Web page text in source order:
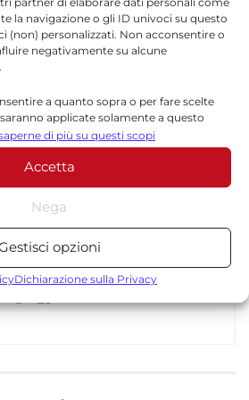
la navigazione o gli ID univoci su questo
(non) personalizzati. Non acconsentire o
negativamente su alcune
a quanto sopra o per fare scelte
applicate solamente a questo
le impostazioni in qualsiasi momento,
utilizzando i pulsanti della Cookie
di gestione del consenso nella parte
dispositivo e/o accedervi, Misurare le
Misurare le prestazioni dei contenuti,
da fonti diverse.
di più su questi scopi
Accetta
Nega
opzioni
Dichiarazione sulla Privacy
è composta
e professionisti
che ogni giorno lavorano per
alla cultura e allo sport. Un
e affidabilità.